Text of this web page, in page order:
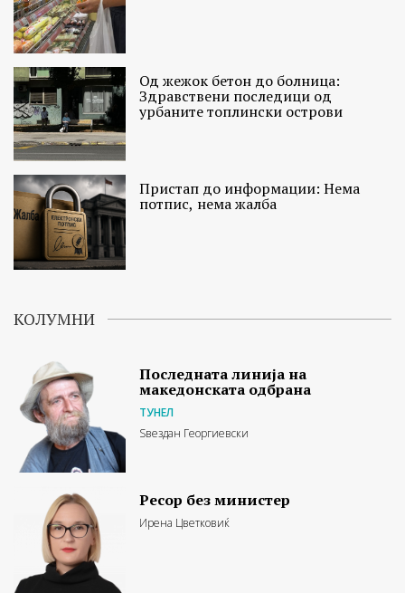
Од жежок бетон до болница:
Здравствени последици од
урбаните топлински острови
Пристап до информации: Нема
потпис, нема жалба
КОЛУМНИ
Последната линија на
македонската одбрана
ТУНЕЛ
Ѕвездан Георгиевски
Ресор без министер
Ирена Цветковиќ